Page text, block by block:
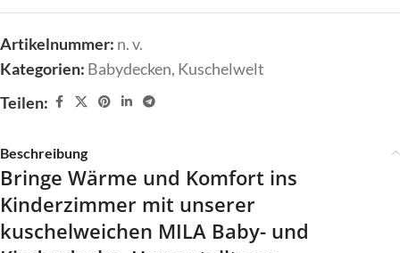
Artikelnummer: n. v.
Kategorien: Babydecken, Kuschelwelt
Teilen:
Beschreibung
Bringe Wärme und Komfort ins
Kinderzimmer mit unserer
kuschelweichen MILA Baby- und